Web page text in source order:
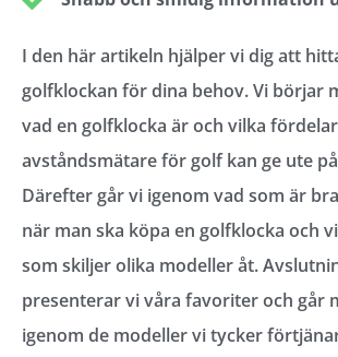
I den här artikeln hjälper vi dig att
golfklockan för dina behov. Vi börjar
vad en golfklocka är och vilka
avståndsmätare för golf kan ge ute
Därefter går vi igenom vad som är
när man ska köpa en golfklocka och
som skiljer olika modeller åt.
presenterar vi våra favoriter och går
igenom de modeller vi tycker